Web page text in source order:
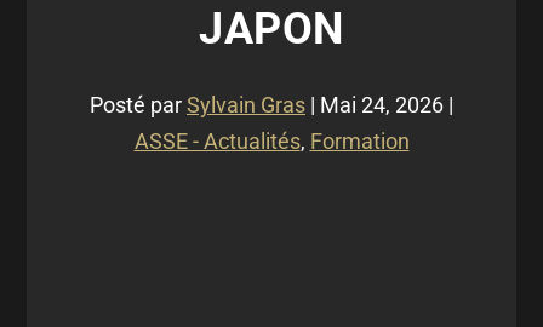
JAPON
Posté parSylvain Gras | Mai 24, 2026 |
ASSE - Actualités, Formation